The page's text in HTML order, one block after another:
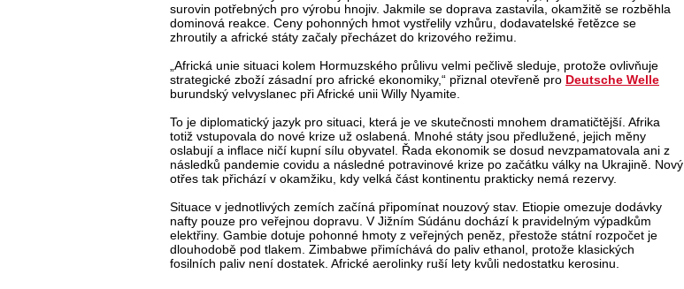
surovin potřebných pro výrobu hnojiv. Jakmile se doprava zastavila, okamžitě se rozběhla
dominová reakce. Ceny pohonných hmot vystřelily vzhůru, dodavatelské řetězce se
zhroutily a africké státy začaly přecházet do krizového režimu.
„Africká unie situaci kolem Hormuzského průlivu velmi pečlivě sleduje, protože ovlivňuje
strategické zboží zásadní pro africké ekonomiky,“ přiznal otevřeně pro Deutsche Welle
burundský velvyslanec při Africké unii Willy Nyamite.
To je diplomatický jazyk pro situaci, která je ve skutečnosti mnohem dramatičtější. Afrika
totiž vstupovala do nové krize už oslabená. Mnohé státy jsou předlužené, jejich měny
oslabují a inflace ničí kupní sílu obyvatel. Řada ekonomik se dosud nevzpamatovala ani z
následků pandemie covidu a následné potravinové krize po začátku války na Ukrajině. Nový
otřes tak přichází v okamžiku, kdy velká část kontinentu prakticky nemá rezervy.
Situace v jednotlivých zemích začíná připomínat nouzový stav. Etiopie omezuje dodávky
nafty pouze pro veřejnou dopravu. V Jižním Súdánu dochází k pravidelným výpadkům
elektřiny. Gambie dotuje pohonné hmoty z veřejných peněz, přestože státní rozpočet je
dlouhodobě pod tlakem. Zimbabwe přimíchává do paliv ethanol, protože klasických
fosilních paliv není dostatek. Africké aerolinky ruší lety kvůli nedostatku kerosinu.